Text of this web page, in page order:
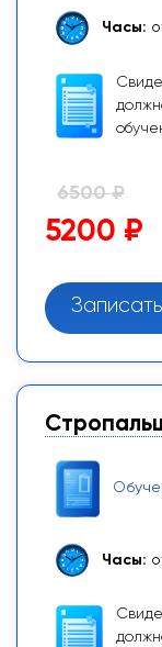
Часы:
6500 ₽
5200 ₽
Часы: